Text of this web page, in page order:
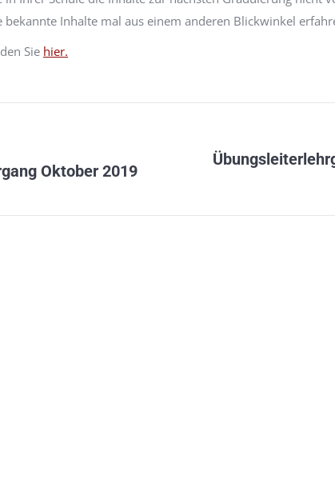
bekannte Inhalte mal aus einem anderen Blickwinkel
Sie hier.
Oktober 2019
Nächster